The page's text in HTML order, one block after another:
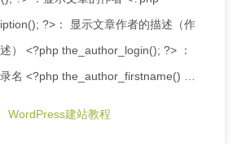
?>： 显示文章作者的描述（作
） <?php the_author_login(); ?> ：
名 <?php the_author_firstname() …
WordPress建站教程